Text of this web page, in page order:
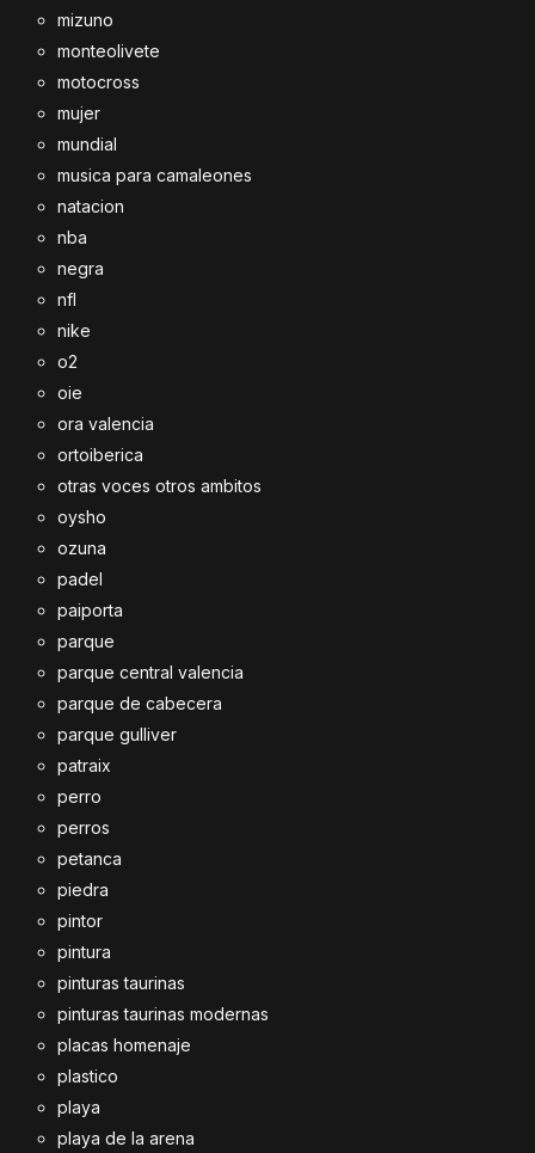
mizuno
monteolivete
motocross
mujer
mundial
musica para camaleones
natacion
nba
negra
nfl
nike
o2
oie
ora valencia
ortoiberica
otras voces otros ambitos
oysho
ozuna
padel
paiporta
parque
parque central valencia
parque de cabecera
parque gulliver
patraix
perro
perros
petanca
piedra
pintor
pintura
pinturas taurinas
pinturas taurinas modernas
placas homenaje
plastico
playa
playa de la arena